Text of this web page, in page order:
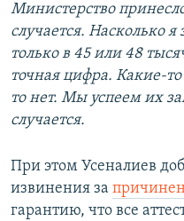
Министерство
случается. Насколько
только в 45 или 48
точная цифра. Какие-
то нет. Мы успеем их
случается.
При этом Усеналиев
извинения за
гарантию, что все